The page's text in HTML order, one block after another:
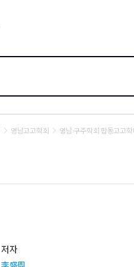
영남고고학회 영남·구주학회 합동고고
저자